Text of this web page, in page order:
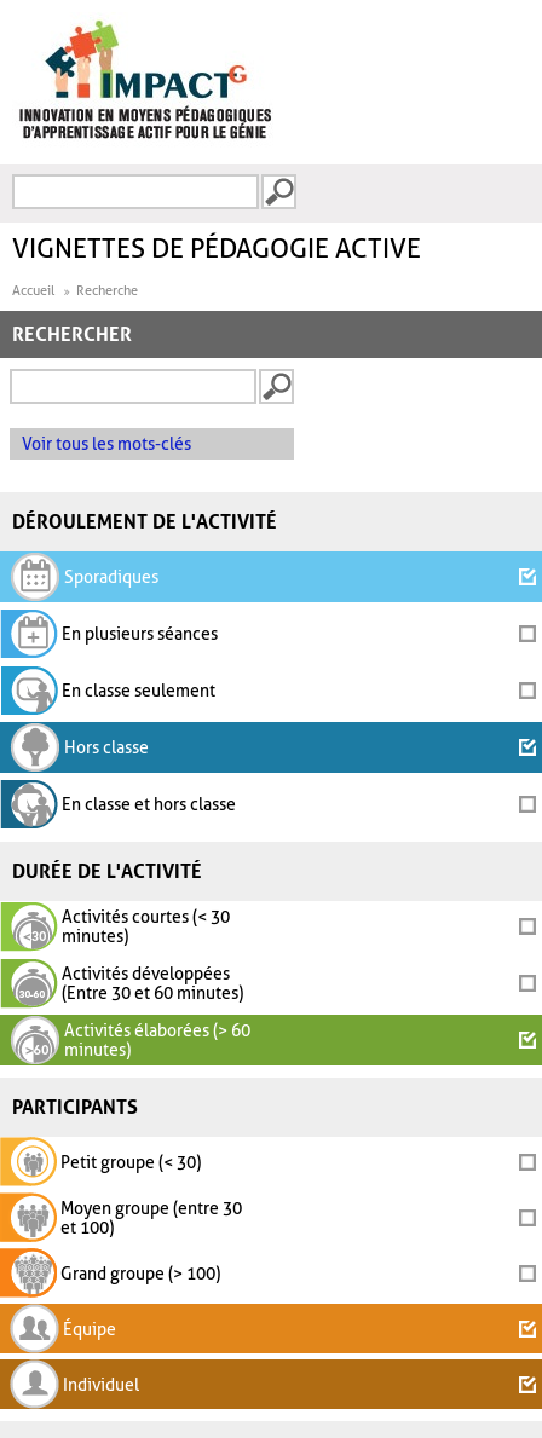
FORMULAIRE DE
VIGNETTES DE PÉDAGOGIE ACTIVE
Accueil Recherche
RECHERCHER
Voir tous les mots-clés
DÉROULEMENT DE L'ACTIVITÉ
Sporadiques
En plusieurs séances
En classe seulement
Hors classe
En classe et hors classe
DURÉE DE L'ACTIVITÉ
Activités courtes (< 30
minutes)
Activités développées
(Entre 30 et 60 minutes)
Activités élaborées (> 60
minutes)
PARTICIPANTS
Petit groupe (< 30)
Moyen groupe (entre 30
et 100)
Grand groupe (> 100)
Équipe
Individuel